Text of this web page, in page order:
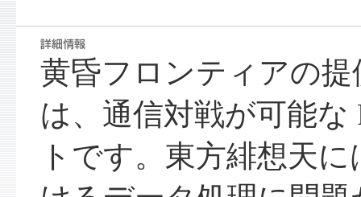
黄昏フロンティアの
は、通信対戦が可能な
トです。東方緋想天